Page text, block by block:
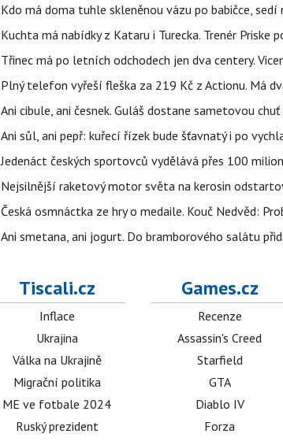
Kdo má doma tuhle skleněnou vázu po babičce,
Kuchta má nabídky z Kataru i Turecka. Trenér Priske
Třinec má po letních odchodech jen dva centery.
Plný telefon vyřeší fleška za 219 Kč z Actionu. Má
Ani cibule, ani česnek. Guláš dostane sametovou
Ani sůl, ani pepř: kuřecí řízek bude šťavnatý i po
Jedenáct českých sportovců vydělává přes 100
Nejsilnější raketový motor světa na kerosin
Česká osmnáctka ze hry o medaile. Kouč Nedvěd:
Ani smetana, ani jogurt. Do bramborového salátu
Tiscali.cz
Inflace
Ukrajina
Válka na Ukrajině
Migrační politika
ME ve fotbale 2024
Ruský prezident
Games.cz
Recenze
Assassin's Creed
Starfield
GTA
Diablo IV
Forza